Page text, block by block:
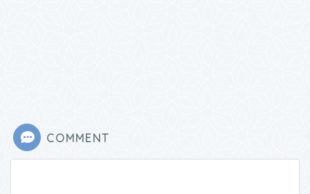
COMMENT